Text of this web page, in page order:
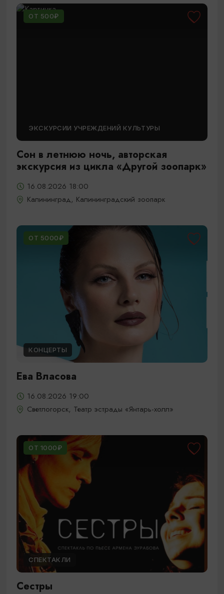
ОТ 500₽
ЭКСКУРСИИ УЧРЕЖДЕНИЙ КУЛЬТУРЫ
Сон в летнюю ночь, авторская
экскурсия из цикла «Другой зоопарк»
16.08.2026 18:00
Калининград, Калининградский зоопарк
ОТ 5000₽
КОНЦЕРТЫ
Ева Власова
16.08.2026 19:00
Светлогорск, Театр эстрады «Янтарь-холл»
ОТ 1000₽
СПЕКТАКЛИ
Сестры